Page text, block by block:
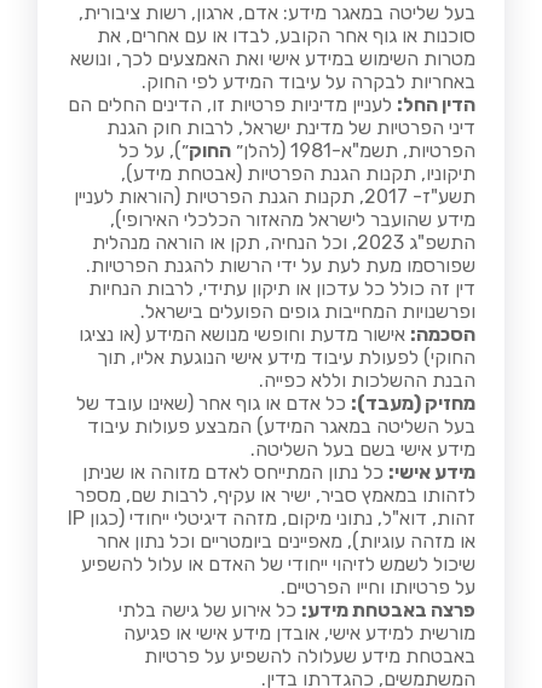
בעל שליטה במאגר מידע: אדם, ארגון, רשות ציבורית,
סוכנות או גוף אחר הקובע, לבדו או עם אחרים, את
מטרות השימוש במידע אישי ואת האמצעים לכך, ונושא
באחריות לבקרה על עיבוד המידע לפי החוק.
הדין החל: לעניין מדיניות פרטיות זו, הדינים החלים הם
דיני הפרטיות של מדינת ישראל, לרבות חוק הגנת
הפרטיות, תשמ"א-1981 (להלן״
החוק״), על כל
תיקוניו, תקנות הגנת הפרטיות (אבטחת מידע),
תשע"ז- 2017, תקנות הגנת הפרטיות (הוראות לעניין
מידע שהועבר לישראל מהאזור הכלכלי האירופי),
התשפ"ג 2023, וכל הנחיה, תקן או הוראה מנהלית
שפורסמו מעת לעת על ידי הרשות להגנת הפרטיות.
דין זה כולל כל עדכון או תיקון עתידי, לרבות הנחיות
ופרשנויות המחייבות גופים הפועלים בישראל.
הסכמה: אישור מדעת וחופשי מנושא המידע (או נציגו
החוקי) לפעולת עיבוד מידע אישי הנוגעת אליו, תוך
הבנת ההשלכות וללא כפייה.
מחזיק (מעבד): כל אדם או גוף אחר (שאינו עובד של
בעל השליטה במאגר המידע) המבצע פעולות עיבוד
מידע אישי בשם בעל השליטה.
מידע אישי: כל נתון המתייחס לאדם מזוהה או שניתן
לזהותו במאמץ סביר, ישיר או עקיף, לרבות שם, מספר
זהות, דוא"ל, נתוני מיקום, מזהה דיגיטלי ייחודי (כגון IP
או מזהה עוגיות), מאפיינים ביומטריים וכל נתון אחר
שיכול לשמש לזיהוי ייחודי של האדם או עלול להשפיע
על פרטיותו וחייו הפרטיים.
פרצה באבטחת מידע: כל אירוע של גישה בלתי
מורשית למידע אישי, אובדן מידע אישי או פגיעה
באבטחת מידע שעלולה להשפיע על פרטיות
המשתמשים, כהגדרתו בדין.